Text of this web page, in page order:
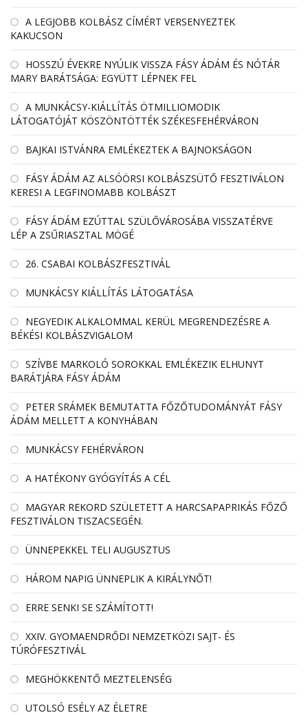
A LEGJOBB KOLBÁSZ CÍMÉRT VERSENYEZTEK
KAKUCSON
HOSSZÚ ÉVEKRE NYÚLIK VISSZA FÁSY ÁDÁM ÉS NÓTÁR
MARY BARÁTSÁGA: EGYÜTT LÉPNEK FEL
A MUNKÁCSY-KIÁLLÍTÁS ÖTMILLIOMODIK
LÁTOGATÓJÁT KÖSZÖNTÖTTÉK SZÉKESFEHÉRVÁRON
BAJKAI ISTVÁNRA EMLÉKEZTEK A BAJNOKSÁGON
FÁSY ÁDÁM AZ ALSÓÖRSI KOLBÁSZSÜTŐ FESZTIVÁLON
KERESI A LEGFINOMABB KOLBÁSZT
FÁSY ÁDÁM EZÚTTAL SZÜLŐVÁROSÁBA VISSZATÉRVE
LÉP A ZSŰRIASZTAL MÖGÉ
26. CSABAI KOLBÁSZFESZTIVÁL
MUNKÁCSY KIÁLLÍTÁS LÁTOGATÁSA
NEGYEDIK ALKALOMMAL KERÜL MEGRENDEZÉSRE A
BÉKÉSI KOLBÁSZVIGALOM
SZÍVBE MARKOLÓ SOROKKAL EMLÉKEZIK ELHUNYT
BARÁTJÁRA FÁSY ÁDÁM
PETER SRÁMEK BEMUTATTA FŐZŐTUDOMÁNYÁT FÁSY
ÁDÁM MELLETT A KONYHÁBAN
MUNKÁCSY FEHÉRVÁRON
A HATÉKONY GYÓGYÍTÁS A CÉL
MAGYAR REKORD SZÜLETETT A HARCSAPAPRIKÁS FŐZŐ
FESZTIVÁLON TISZACSEGÉN.
ÜNNEPEKKEL TELI AUGUSZTUS
HÁROM NAPIG ÜNNEPLIK A KIRÁLYNŐT!
ERRE SENKI SE SZÁMÍTOTT!
XXIV. GYOMAENDRŐDI NEMZETKÖZI SAJT- ÉS
TÚRÓFESZTIVÁL
MEGHÖKKENTŐ MEZTELENSÉG
UTOLSÓ ESÉLY AZ ÉLETRE